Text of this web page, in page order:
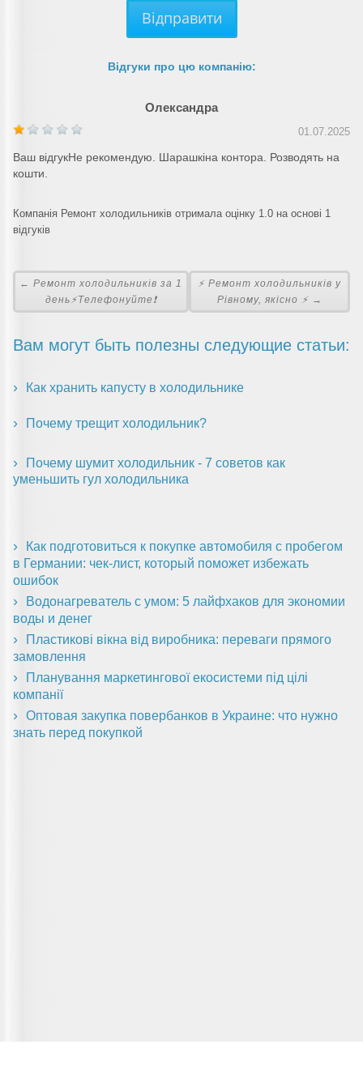
Відправити
Відгуки про цю компанію:
Олександра
01.07.2025
Ваш відгукНе рекомендую. Шарашкіна контора. Розводять на
кошти.
Компанія Ремонт холодильників отримала оцінку 1.0 на основі 1
відгуків
← Ремонт холодильників за 1
день⚡Телефонуйте❗
⚡ Ремонт холодильників у
Рівному, якісно ⚡ →
Вам могут быть полезны следующие статьи:
Как хранить капусту в холодильнике
Почему трещит холодильник?
Почему шумит холодильник - 7 советов как
уменьшить гул холодильника
Как подготовиться к покупке автомобиля с пробегом
в Германии: чек-лист, который поможет избежать
ошибок
Водонагреватель с умом: 5 лайфхаков для экономии
воды и денег
Пластикові вікна від виробника: переваги прямого
замовлення
Планування маркетингової екосистеми під цілі
компанії
Оптовая закупка повербанков в Украине: что нужно
знать перед покупкой